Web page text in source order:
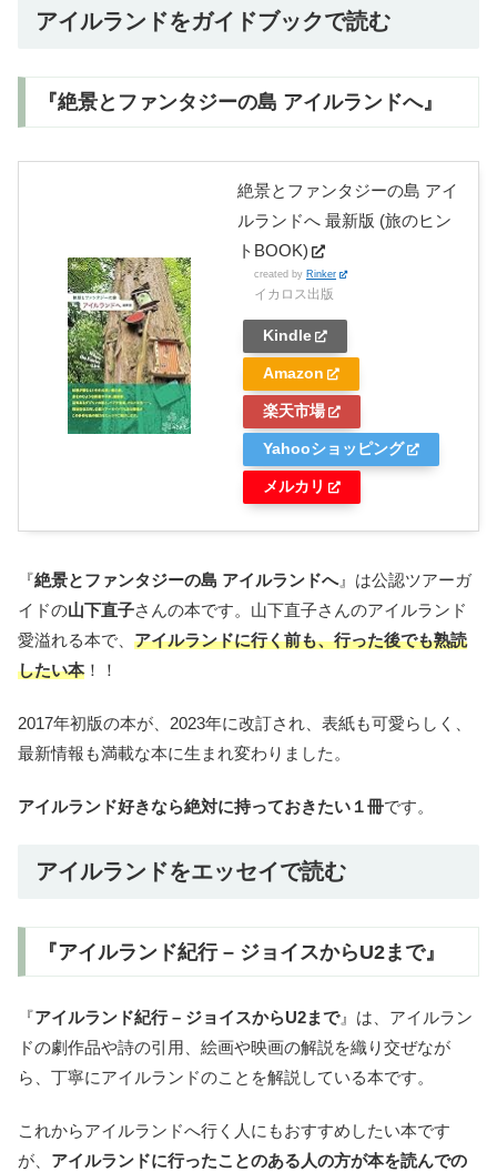
アイルランドをガイドブックで読む
『絶景とファンタジーの島 アイルランドへ』
絶景とファンタジーの島 アイ
ルランドへ 最新版 (旅のヒン
トBOOK)
created by Rinker
イカロス出版
Kindle
Amazon
楽天市場
Yahooショッピング
メルカリ
『絶景とファンタジーの島 アイルランドへ』は公認ツアーガ
イドの山下直子さんの本です。山下直子さんのアイルランド
愛溢れる本で、 アイルランドに行く前も、行った後でも熟読
したい本！！
2017年初版の本が、2023年に改訂され、表紙も可愛らしく、
最新情報も満載な本に生まれ変わりました。
アイルランド好きなら絶対に持っておきたい１冊です。
アイルランドをエッセイで読む
『アイルランド紀行 – ジョイスからU2まで』
『アイルランド紀行 – ジョイスからU2まで』は、アイルラン
ドの劇作品や詩の引用、絵画や映画の解説を織り交ぜなが
ら、丁寧にアイルランドのことを解説している本です。
これからアイルランドへ行く人にもおすすめしたい本です
が、 アイルランドに行ったことのある人の方が本を読んでの